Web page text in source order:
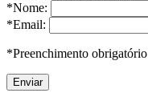
*Nome:
*Email:
*Preenchimento obrigatório